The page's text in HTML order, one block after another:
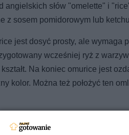
angielskich słów "omelette" i
z sosem pomidorowym lub
jest dosyć prosty, ale
wcześniej ryż z
Na koniec omurice jest
kolor. Można też położyć ten